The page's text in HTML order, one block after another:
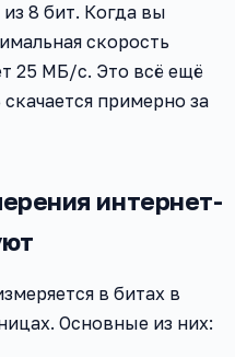
8 бит. Когда вы
скорость
25 МБ/с. Это всё ещё
примерно за
интернет-
в битах в
Основные из них: